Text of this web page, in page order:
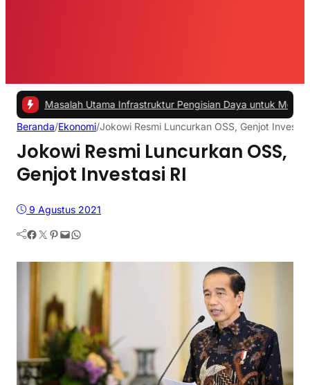
Utama Infrastruktur Pengisian Daya untuk Mobil Listrik yang
Beranda/Ekonomi/Jokowi Resmi Luncurkan OSS, Genjot
Jokowi Resmi Luncurkan OSS,
Genjot Investasi RI
9 Agustus 2021
Facebook Twitter Pinterest Mail WhatsApp